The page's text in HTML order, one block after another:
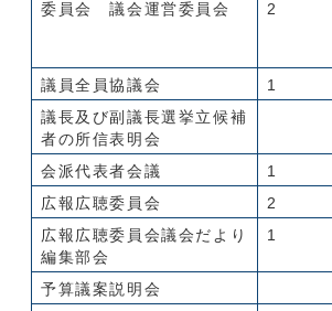
委員会 議会運営委員会 2
議員全員協議会
1
議長及び副議長選挙立候補
者の所信表明会
会派代表者会議
1
広報広聴委員会
2
広報広聴委員会議会だより
編集部会
1
予算議案説明会